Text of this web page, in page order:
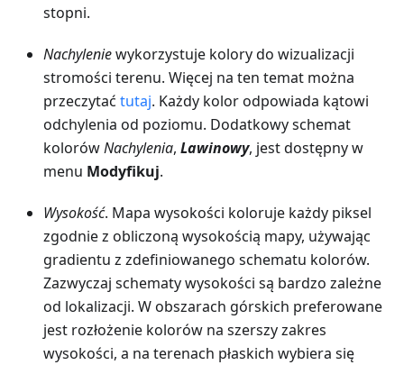
stopni.
Nachyleniewykorzystuje kolory do wizualizacji
stromości terenu. Więcej na ten temat można
przeczytać tutaj. Każdy kolor odpowiada kątowi
odchylenia od poziomu. Dodatkowy schemat
kolorówNachylenia, Lawinowy, jest dostępny w
menu Modyfikuj.
Wysokość. Mapa wysokości koloruje każdy piksel
zgodnie z obliczoną wysokością mapy, używając
gradientu z zdefiniowanego schematu kolorów.
Zazwyczaj schematy wysokości są bardzo zależne
od lokalizacji. W obszarach górskich preferowane
jest rozłożenie kolorów na szerszy zakres
wysokości, a na terenach płaskich wybiera się